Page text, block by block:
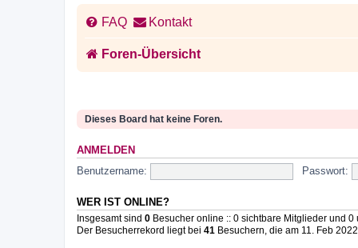
FAQ Kontakt
Foren-Übersicht
Dieses Board hat keine Foren.
ANMELDEN
Benutzername: Passwort:
WER IST ONLINE?
Insgesamt sind 0 Besucher online :: 0 sichtbare Mitglieder und
Der Besucherrekord liegt bei 41 Besuchern, die am 11. Feb